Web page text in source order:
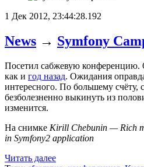
1 Дек 2012, 23:44:28.192
News → Symfony
Посетил сабжевую конференцию.
как и год назад. Ожидания
интересного. По большему счёту,
безболезненно выкинуть из
изменится.
На снимке Kirill Chebunin — Rich
in Symfony2 application
Читать далее